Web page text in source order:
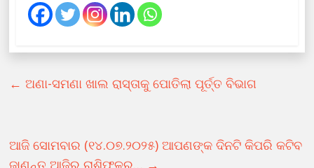
← ଅଣା-ସମଣା ଖାଲ ରାସ୍ତାକୁ ପୋତିଲା ପୂର୍ତ୍ତ ବିଭାଗ
ଆଜି ସୋମବାର (୧୪.୦୭.୨୦୨୫) ଆପଣଙ୍କ ଦିନଟି କିପରି କଟିବ
ଜାଣନ୍ତୁ ଆଜିର ରାଶିଫଳରୁ… →